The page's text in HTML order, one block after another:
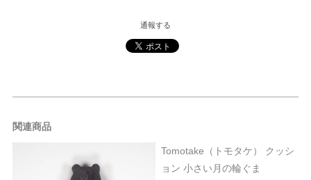
通報する
関連商品
Tomotake（トモタケ） クッシ
ョン 小さい月の輪ぐま